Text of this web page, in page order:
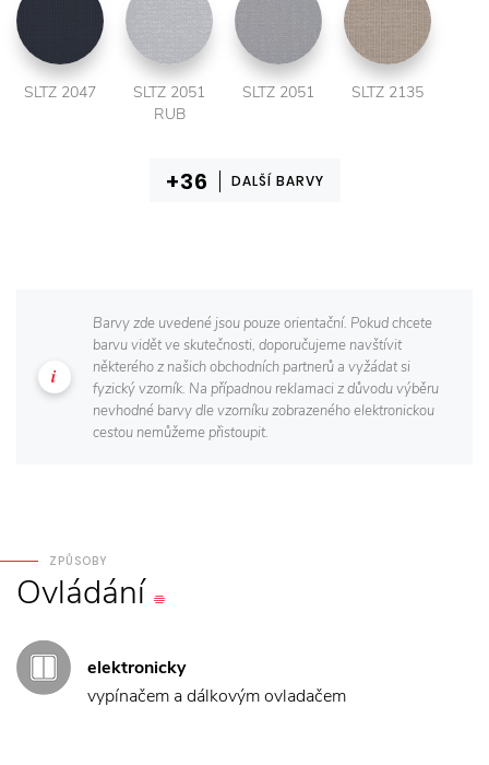
SLTZ 2047
SLTZ 2051
RUB
SLTZ 2051 SLTZ 2135
DALŠÍ BARVY
Barvy zde uvedené jsou pouze orientační. Pokud chcete
barvu vidět ve skutečnosti, doporučujeme navštívit
některého z našich obchodních partnerů a vyžádat si
fyzický vzorník. Na případnou reklamaci z důvodu výběru
nevhodné barvy dle vzorníku zobrazeného elektronickou
cestou nemůžeme přistoupit.
ZPŮSOBY
Ovládání
elektronicky
vypínačem a dálkovým ovladačem